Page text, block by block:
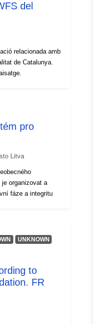
del
relacionada amb
de Catalunya.
pro
Litva
organizovat a
fáze a integritu
UNKNOWN
to
FR